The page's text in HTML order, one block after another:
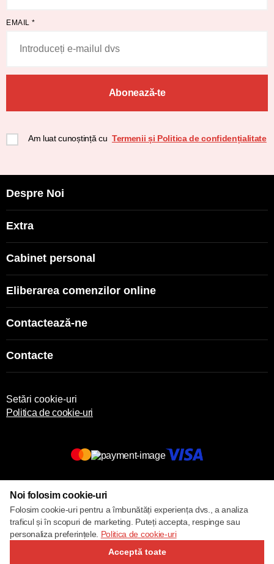
EMAIL *
Abonează-te
Am luat cunoștință cu Termenii și Politica de confidențialitate
Despre Noi
Extra
Cabinet personal
Eliberarea comenzilor online
Contactează-ne
Contacte
Setări cookie-uri
Politica de cookie-uri
Noi folosim cookie-uri
Folosim cookie-uri pentru a îmbunătăți experiența dvs., a analiza
traficul și în scopuri de marketing. Puteți accepta, respinge sau
personaliza preferințele. Politica de cookie-uri
Acceptă toate